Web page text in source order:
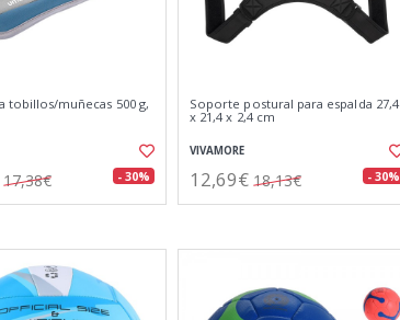
tobillos/muñecas 500 g,
17,38€ - 30%
Soporte postural para espalda 27,4
x 21,4 x 2,4 cm
VIVAMORE
12,69€ 18,13€ - 30%